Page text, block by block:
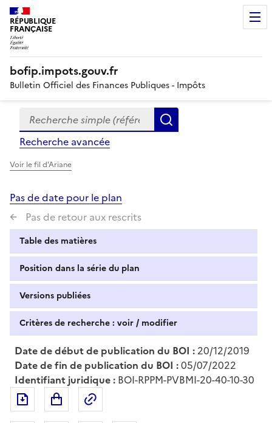
RÉPUBLIQUE
FRANÇAISE
bofip.impots.gouv.fr
Bulletin Officiel des Finances Publiques - Impôts
Formulaire
de
recherche
Recherche simple (références, mots clés, partie du
Recherche avancée
Voir le fil d'Ariane
Pas de date pour le plan
Pas de retour aux rescrits
Table des matières
Position dans la série du plan
Versions publiées
Critères de recherche : voir / modifier
Date de début de publication du BOI : 20/12/2019
Date de fin de publication du BOI :05/07/2022
Identifiant juridique : BOI-RPPM-PVBMI-20-40-10-30
Exporter le document au format pdf